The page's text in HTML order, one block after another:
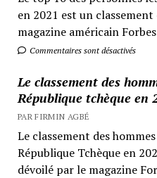
en 2021 est un
magazine américain
Commentaires sont désactivés
Le classement des
République tchèque en
PAR FIRMIN AGBÉ
Le classement des
République Tchèque en
dévoilé par le magazine